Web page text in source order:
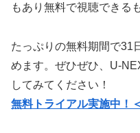
もあり無料で視聴できる
たっぷりの無料期間で31
めます。ぜひぜひ、U-
してみてください！
無料トライアル実施中！